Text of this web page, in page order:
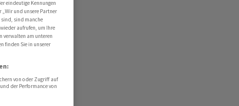
eindeutige Kennungen
und unsere Partner
sind manche
aufrufen, um Ihre
verwalten am unteren
finden Sie in unserer
von oder Zugriff auf
der Performance von